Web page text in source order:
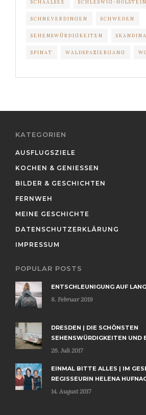
SCHAALSEE SCHLESWIG-HOLSTEIN
SCHNEVERDINGEN SCHWEDEN
SEHENSWÜRDIGKEITEN
SPINAT WALDSPAZIERGANG
KATEGORIEN
AUSFLUGSZIELE
KOCHEN & GENIESSEN
BILDER & GESCHICHTEN
FERNWEH
MEINE GESCHICHTE
DATENSCHUTZERKLÄRUNG
IMPRESSUM
POPULAR POSTS
ENTSCHLEUNIGUNG AUF
8. Februar 2019
DRESDEN | DIE SCHÖNSTEN
SEHENSWÜRDIGKEITEN UND
26. Juli 2017
EINMAL BITTE ALLES | IM
REGISSEURIN HELENA
14. August 2017